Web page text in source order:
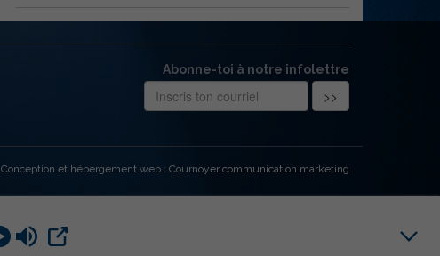
Abonne-toi à notre infolettre
Conception et hébergement web : Cournoyer communication marketing